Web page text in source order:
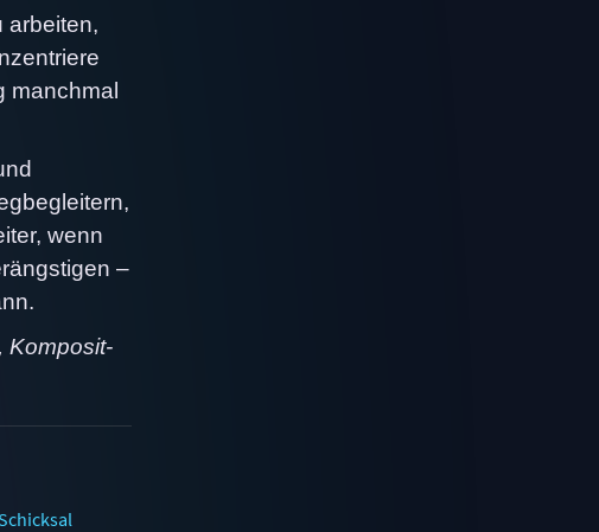
arbeiten,
manchmal
wenn
–
Komposit-